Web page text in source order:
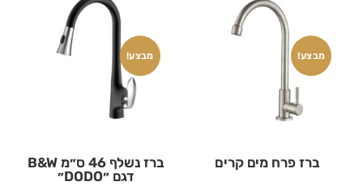
מבצע!
ברז פרח מים קרים
מבצע!
ברז נשלף 46 ס״מ B&W
דגם ״DODO״